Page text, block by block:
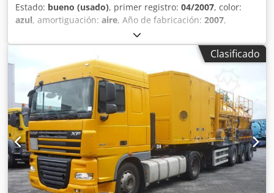
Estado: bueno (usado), primer registro: 04/2007, color:
azul, amortiguación: aire, Año de fabricación: 2007,
, = Otras opciones y accesorios = -
Suspensión neumática = Observaciones = Royen/Ipsam
succión y soplado de sustancias secas Motor Volvo Penta
TWD 1031VE turbodiésel Powerpack 2x bombas de vacío
SIHI 3000 m3/h Soplador ciclónico Wittig T5CDL12L71
Suspensión neumática BPW de 3 ejes Matriculación belga
Credpfszbupnjx Am Asf = Más información = Marca de los
ejes: BPW Suspensión: neumática Eje trasero 1: Perfil del
neumático izquierdo: 50%; Perfil del neumático derecho:
50% Eje trasero 2: Perfil del neumático izquierdo: 50%;
Perfil del neumático derecho: 50% Eje trasero 3: Perfil del
neumático izquierdo: 50%; Perfil del neumático derecho:
50% Estado técnico: bueno Estado visual: bueno
Clasificado